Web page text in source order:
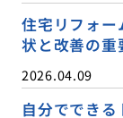
住宅リフォ
状と改善の重
2026.04.09
自分ででき